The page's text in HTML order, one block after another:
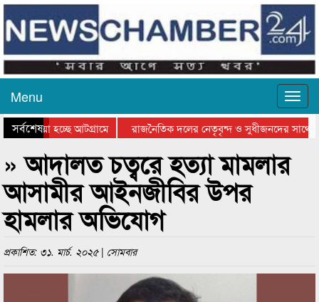
Menu
সর্বশেষ
যাওয়া হচ্ছে আটগ্রামে
রাজনৈতিক দলের নেতৃবৃন্দ ও সুধীজনদের সাথে
» আদালত চত্বরে হত্যা মামলার
আসামীর আইনজীবির উপর
হামলার অভিযোগ
প্রকাশিত: ৩১. মার্চ. ২০২৫ | সোমবার